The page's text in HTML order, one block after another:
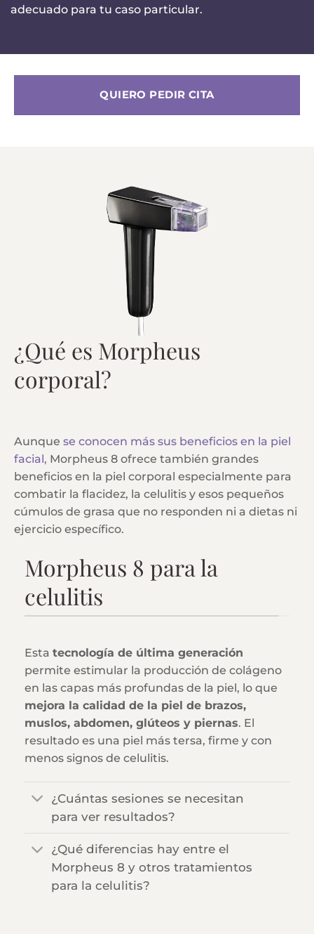
adecuado para tu caso particular.
QUIERO PEDIR CITA
¿Qué es Morpheus
corporal?
Aunque se conocen más sus beneficios en la piel
facial, Morpheus 8 ofrece también grandes
beneficios en la piel corporal especialmente para
combatir la flacidez, la celulitis y esos pequeños
cúmulos de grasa que no responden ni a dietas ni
ejercicio específico.
Morpheus 8 para la
celulitis
Esta tecnología de última generación
permite estimular la producción de colágeno
en las capas más profundas de la piel, lo que
mejora la calidad de la piel de brazos,
muslos, abdomen, glúteos y piernas. El
resultado es una piel más tersa, firme y con
menos signos de celulitis.
¿Cuántas sesiones se necesitan
para ver resultados?
¿Qué diferencias hay entre el
Morpheus 8 y otros tratamientos
para la celulitis?